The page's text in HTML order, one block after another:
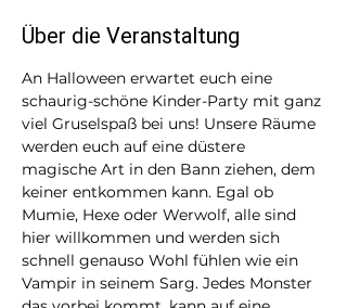
Über die Veranstaltung
An Halloween erwartet euch eine
schaurig-schöne Kinder-Party mit ganz
viel Gruselspaß bei uns! Unsere Räume
werden euch auf eine düstere
magische Art in den Bann ziehen, dem
keiner entkommen kann. Egal ob
Mumie, Hexe oder Werwolf, alle sind
hier willkommen und werden sich
schnell genauso Wohl fühlen wie ein
Vampir in seinem Sarg. Jedes Monster